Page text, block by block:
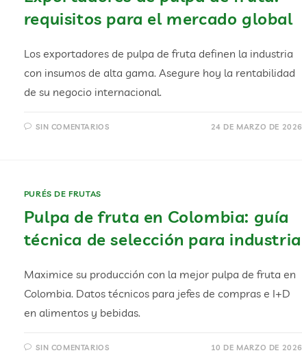
requisitos para el mercado global
Los exportadores de pulpa de fruta definen la industria
con insumos de alta gama. Asegure hoy la rentabilidad
de su negocio internacional.
SIN COMENTARIOS 24 DE MARZO DE 2026
PURÉS DE FRUTAS
Pulpa de fruta en Colombia: guía
técnica de selección para industria
Maximice su producción con la mejor pulpa de fruta en
Colombia. Datos técnicos para jefes de compras e I+D
en alimentos y bebidas.
SIN COMENTARIOS 10 DE MARZO DE 2026